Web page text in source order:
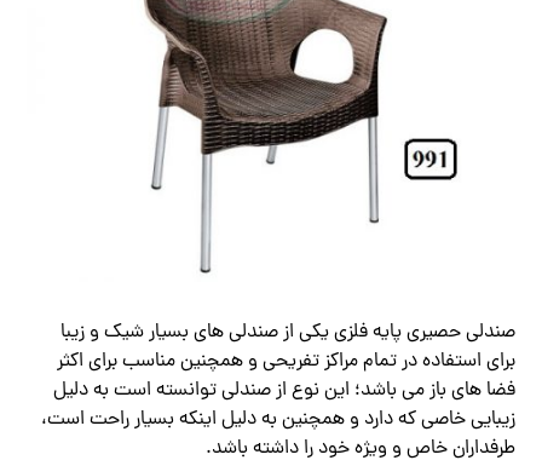
صندلی حصیری پایه فلزی یکی از صندلی های بسیار شیک و زیبا
برای استفاده در تمام مراکز تفریحی و همچنین مناسب برای اکثر
فضا های باز می باشد؛ این نوع از صندلی توانسته است به دلیل
زیبایی خاصی که دارد و همچنین به دلیل اینکه بسیار راحت است،
طرفداران خاص و ویژه خود را داشته باشد.